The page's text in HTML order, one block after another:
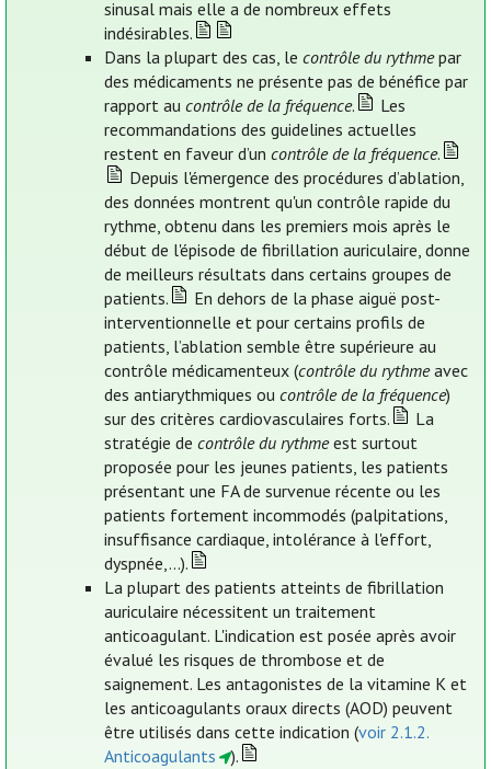
sinusal mais elle a de nombreux effets
indésirables.
Dans la plupart des cas, le contrôle du rythmepar
des médicaments ne présente pas de bénéfice par
rapport au contrôle de la fréquence.
Les
recommandations des guidelines actuelles
restent en faveur d’un contrôle de la fréquence.
Depuis l'émergence des procédures d’ablation,
des données montrent qu'un contrôle rapide du
rythme, obtenu dans les premiers mois après le
début de l'épisode de fibrillation auriculaire, donne
de meilleurs résultats dans certains groupes de
patients.
En dehors de la phase aiguë post-
interventionnelle et pour certains profils de
patients, l’ablation semble être supérieure au
contrôle médicamenteux (contrôle du rythmeavec
des antiarythmiques ou contrôle de la fréquence)
sur des critères cardiovasculaires forts.
La
stratégie de contrôle du rythmeest surtout
proposée pour les jeunes patients, les patients
présentant une FA de survenue récente ou les
patients fortement incommodés (palpitations,
insuffisance cardiaque, intolérance à l'effort,
dyspnée,...).
La plupart des patients atteints de fibrillation
auriculaire nécessitent un traitement
anticoagulant. L'indication est posée après avoir
évalué les risques de thrombose et de
saignement. Les antagonistes de la vitamine K et
les anticoagulants oraux directs (AOD) peuvent
être utilisés dans cette indication (voir 2.1.2.
Anticoagulants
).